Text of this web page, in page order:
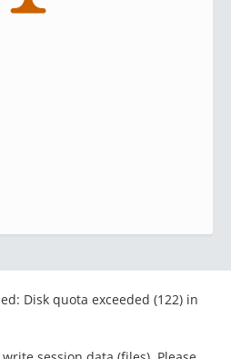
Disk quota exceeded (122) in